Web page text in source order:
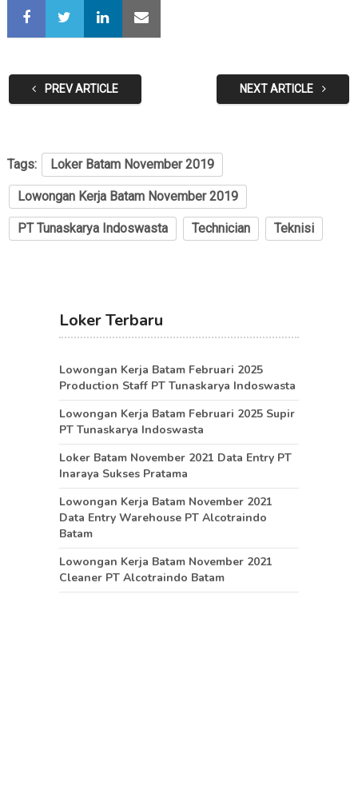
PREV ARTICLE NEXT ARTICLE
Tags: Loker Batam November 2019
Lowongan Kerja Batam November 2019
PT Tunaskarya Indoswasta Technician Teknisi
Loker Terbaru
Lowongan Kerja Batam Februari 2025
Production Staff PT Tunaskarya Indoswasta
Lowongan Kerja Batam Februari 2025 Supir
PT Tunaskarya Indoswasta
Loker Batam November 2021 Data Entry PT
Inaraya Sukses Pratama
Lowongan Kerja Batam November 2021
Data Entry Warehouse PT Alcotraindo
Batam
Lowongan Kerja Batam November 2021
Cleaner PT Alcotraindo Batam